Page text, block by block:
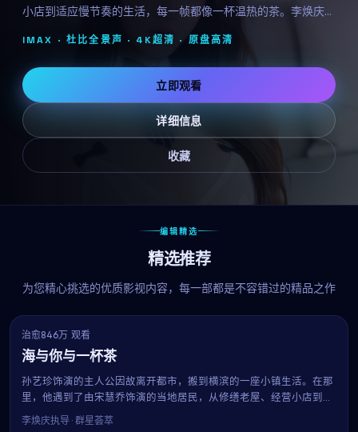
小店到适应慢节奏的生活，每一帧都像一杯温热的茶。李焕庆用
治愈系的影像告诉我们：人生没有标准答案。
IMAX · 杜比全景声 · 4K超清 · 原盘高清
立即观看
详细信息
收藏
编辑精选
精选推荐
为您精心挑选的优质影视内容，每一部都是不容错过的精品之作
热播
治愈846万 观看
海与你与一杯茶
孙艺珍饰演的主人公因故离开都市，搬到横滨的一座小镇生活。在那
里，他遇到了由宋慧乔饰演的当地居民，从修缮老屋、经营小店到适
应慢节奏的生活，每一帧都像一杯温热的茶。李焕庆用治愈系的影像
告诉我们：人生没有标准答案。
李焕庆执导 · 群星荟萃